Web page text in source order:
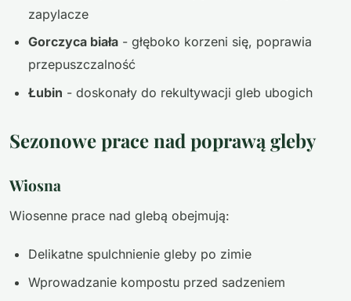
zapylacze
Gorczyca biała - głęboko korzeni się, poprawia
przepuszczalność
Łubin - doskonały do rekultywacji gleb ubogich
Sezonowe prace nad poprawą gleby
Wiosna
Wiosenne prace nad glebą obejmują:
Delikatne spulchnienie gleby po zimie
Wprowadzanie kompostu przed sadzeniem